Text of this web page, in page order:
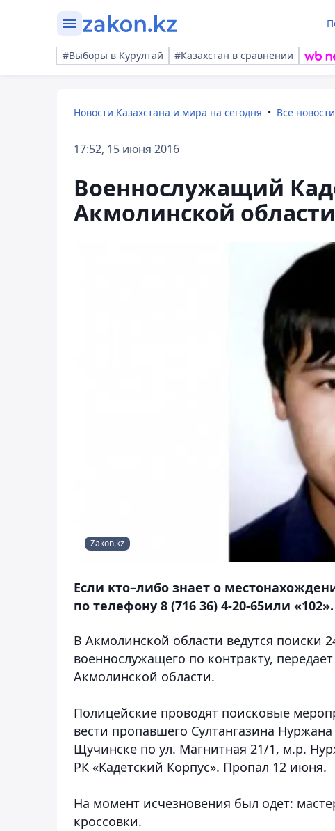
#Выборы в Курултай #Казахстан в сравнении
Новости Казахстана и мира на сегодня Все новости
17:52, 15 июня 2016
Военнослужащий
Акмолинской области
Zakon.kz
Если кто–либо знает о
по телефону 8 (716 36) 4-20-65или «102».
В Акмолинской области ведутся поиски
военнослужащего по контракту,
Акмолинской области.
Полицейские проводят поисковые
вести пропавшего Султангазина
Щучинске по ул. Магнитная 21/1, м.р.
РК «Кадетский Корпус». Пропал 12 июня.
На момент исчезновения был одет:
кроссовки.